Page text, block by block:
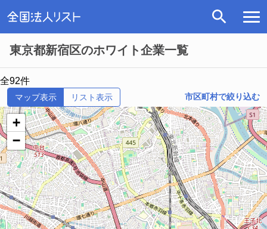
東京都新宿区のホワイト企業一覧
全92件
マップ表示 リスト表示 市区町村で絞り込む
+
−